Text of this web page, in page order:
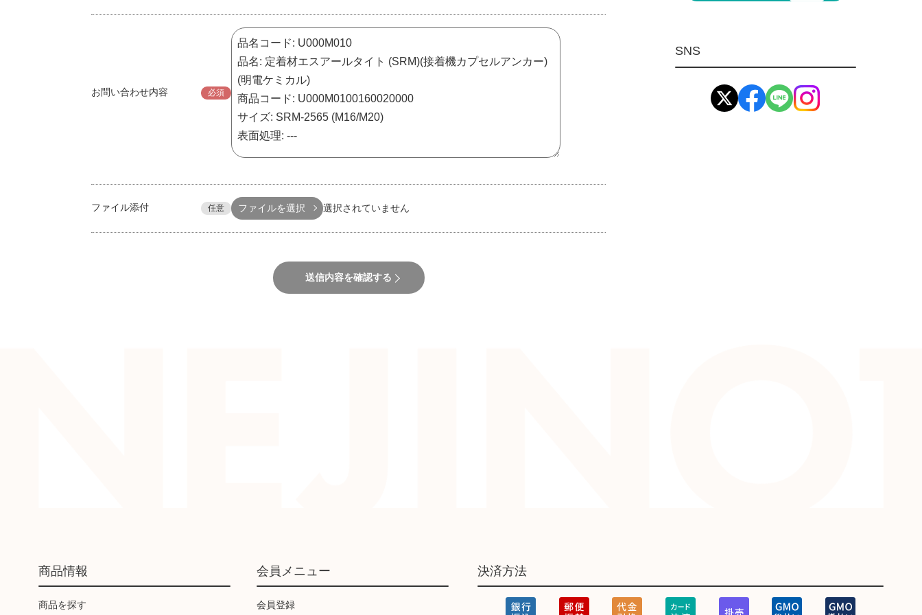
お問い合わせ内容 必須
ファイル添付 任意 ファイルを選択 選択されていません
送信内容を確認する
環境安全用品
工業資材(栃木屋)
SNS
商品情報
商品を探す
会員メニュー
会員登録
決済方法